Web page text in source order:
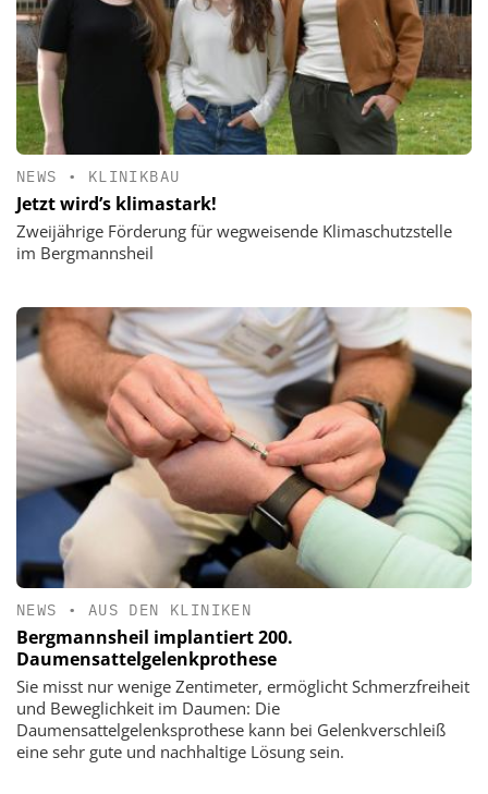
NEWS • KLINIKBAU
Jetzt wird’s klimastark!
Zweijährige Förderung für wegweisende Klimaschutzstelle
im Bergmannsheil
NEWS • AUS DEN KLINIKEN
Bergmannsheil implantiert 200.
Daumensattelgelenkprothese
Sie misst nur wenige Zentimeter, ermöglicht Schmerzfreiheit
und Beweglichkeit im Daumen: Die
Daumensattelgelenksprothese kann bei Gelenkverschleiß
eine sehr gute und nachhaltige Lösung sein.